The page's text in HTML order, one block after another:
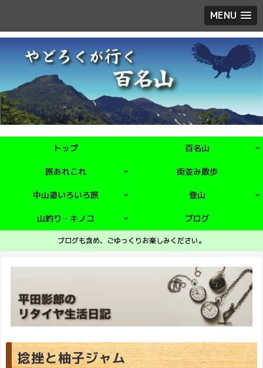
MENU
トップ 百名山
旅あれこれ 街並み散歩
中山道いろいろ旅 登山
山釣り・キノコ ブログ
ブログも含め、ごゆっくりお楽しみください。
捻挫と柚子ジャム